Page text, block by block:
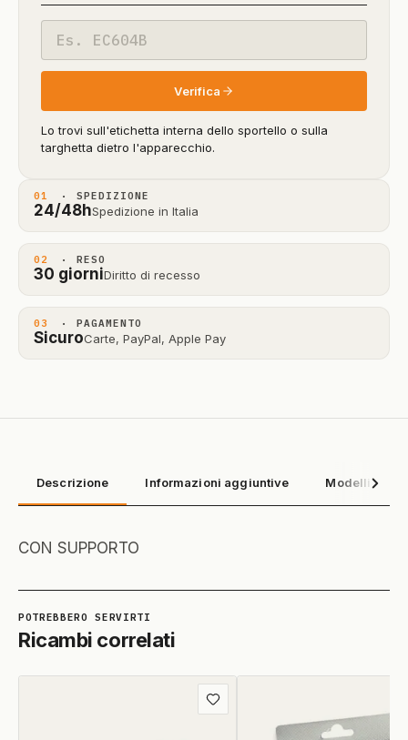
beta)
modello
Verifica
Lo trovi sull'etichetta interna dello sportello o sulla
targhetta dietro l'apparecchio.
01 · SPEDIZIONE
24/48hSpedizione in Italia
02 · RESO
30 giorniDiritto di recesso
03 · PAGAMENTO
SicuroCarte, PayPal, Apple Pay
Descrizione Informazioni aggiuntive Modelli
CON SUPPORTO
Ricambi correlati
Aggiungi
ai